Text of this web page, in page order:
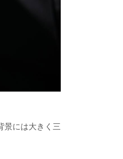
景には大きく三